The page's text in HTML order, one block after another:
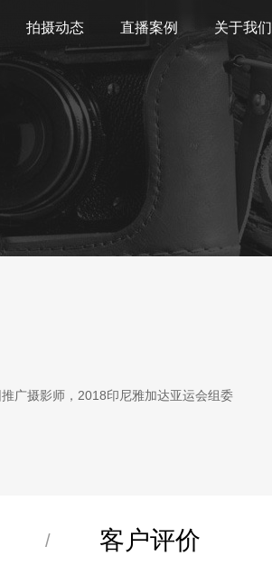
拍摄动态 直播案例 关于我们
广摄影师，2018印尼雅加达亚运会组委
/ 客户评价